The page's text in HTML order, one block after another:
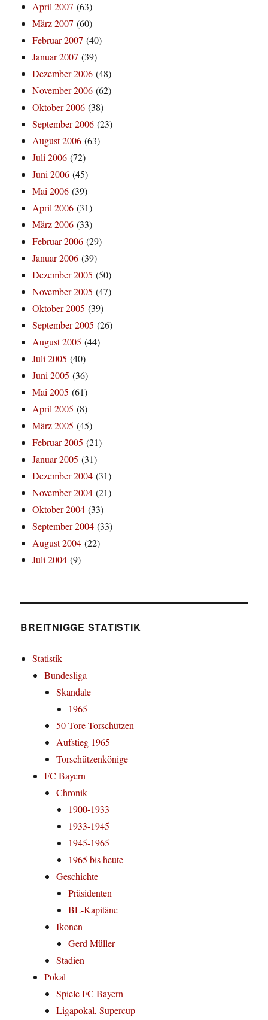
April 2007 (63)
März 2007 (60)
Februar 2007 (40)
Januar 2007 (39)
Dezember 2006 (48)
November 2006 (62)
Oktober 2006 (38)
September 2006 (23)
August 2006 (63)
Juli 2006 (72)
Juni 2006 (45)
Mai 2006 (39)
April 2006 (31)
März 2006 (33)
Februar 2006 (29)
Januar 2006 (39)
Dezember 2005 (50)
November 2005 (47)
Oktober 2005 (39)
September 2005 (26)
August 2005 (44)
Juli 2005 (40)
Juni 2005 (36)
Mai 2005 (61)
April 2005 (8)
März 2005 (45)
Februar 2005 (21)
Januar 2005 (31)
Dezember 2004 (31)
November 2004 (21)
Oktober 2004 (33)
September 2004 (33)
August 2004 (22)
Juli 2004 (9)
BREITNIGGE STATISTIK
Statistik
Bundesliga
Skandale
1965
50-Tore-Torschützen
Aufstieg 1965
Torschützenkönige
FC Bayern
Chronik
1900-1933
1933-1945
1945-1965
1965 bis heute
Geschichte
Präsidenten
BL-Kapitäne
Ikonen
Gerd Müller
Stadien
Pokal
Spiele FC Bayern
Ligapokal, Supercup